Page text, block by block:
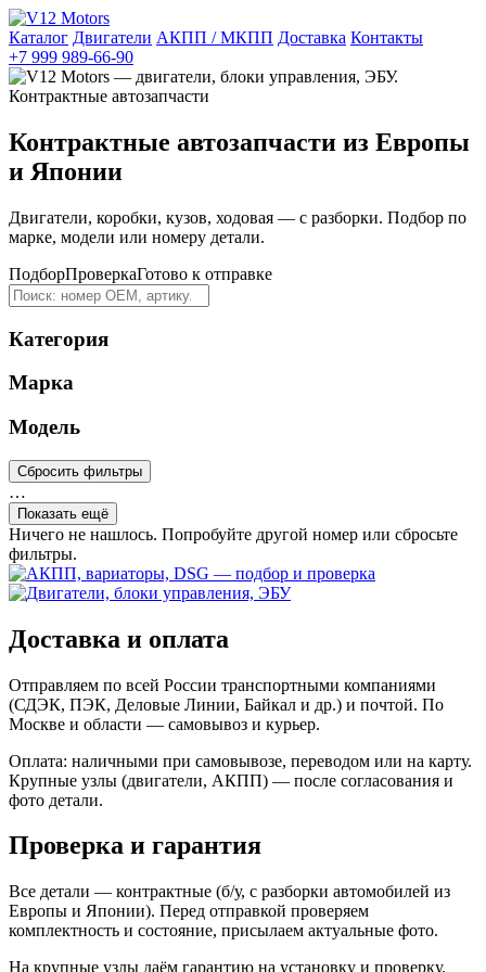
Каталог Двигатели АКПП / МКПП Доставка Контакты
+7 999 989-66-90
Контрактные автозапчасти из Европы
и Японии
Двигатели, коробки, кузов, ходовая — с разборки. Подбор по
марке, модели или номеру детали.
ПодборПроверкаГотово к отправке
Категория
Марка
Модель
Сбросить фильтры
…
Показать ещё
Ничего не нашлось. Попробуйте другой номер или сбросьте
фильтры.
Доставка и оплата
Отправляем по всей России транспортными компаниями
(СДЭК, ПЭК, Деловые Линии, Байкал и др.) и почтой. По
Москве и области — самовывоз и курьер.
Оплата: наличными при самовывозе, переводом или на карту.
Крупные узлы (двигатели, АКПП) — после согласования и
фото детали.
Проверка и гарантия
Все детали — контрактные (б/у, с разборки автомобилей из
Европы и Японии). Перед отправкой проверяем
комплектность и состояние, присылаем актуальные фото.
На крупные узлы даём гарантию на установку и проверку.